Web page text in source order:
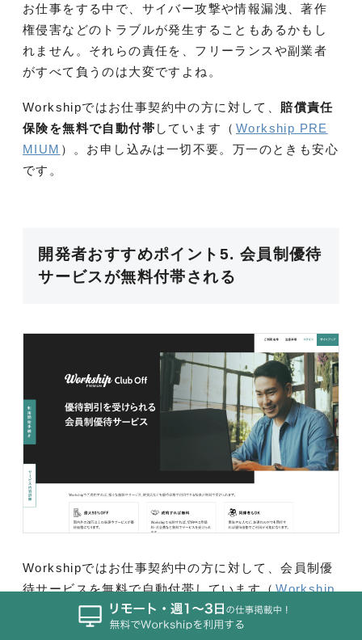
お仕事をする中で、サイバー攻撃や情報漏洩、著作
権侵害などのトラブルが発生することもあるかもし
れません。それらの責任を、フリーランスや副業者
がすべて負うのは大変ですよね。
Workshipではお仕事契約中の方に対して、 賠償責任
保険を無料で自動付帯 しています（ Workship PRE
MIUM ）。お申し込みは一切不要。万一のときも安心
です。
開発者おすすめポイント5. 会員制優待
サービスが無料付帯される
Workshipではお仕事契約中の方に対して、会員制優
待サービスを無料で自動付帯しています（Workship
PREMIUM Club Off ）。国内外20万以上の施設やサ
ービスが最大90％OFFになるほか、契約者の家族や